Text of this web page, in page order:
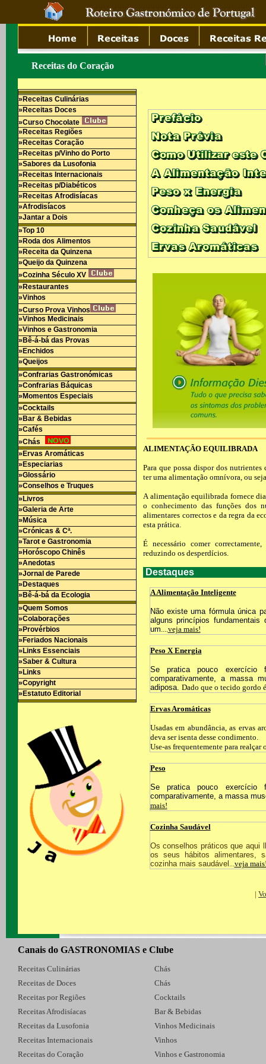
Receitas do Coração
»Receitas Culinárias
»Receitas Doces
»Curso Chocolate
»Receitas Regiões
»Receitas Coração
»Receitas p/Vinho do Porto
»Sabores da Lusofonia
»Receitas Internacionais
»Receitas p/Diabéticos
»Receitas Afrodisíacas
»Afrodisíacos
»Jantar a Dois
»Top 10
»Roda dos Alimentos
»Receita da Quinzena
»Queijo da Quinzena
»Cozinha Século XV
»Restaurantes
»Vinhos
»Curso Prova Vinhos
»Vinhos Medicinais
»Vinhos e Gastronomia
»Bê-á-bá das Provas
»Enchidos
»Queijos
»Confrarias Gastronómicas
»Confrarias Báquicas
»Momentos Especiais
»Cocktails
»Bar & Bebidas
»Cafés
»Chás
»Ervas Aromáticas
»Especiarias
»Glossário
»Conselhos e Truques
»Livros
»Galeria de Arte
»Música
»Crónicas & Cª.
»Tarot e Gastronomia
»Horóscopo Chinês
»Anedotas
»Jornal de Parede
»Destaques
»Bê-á-bá da Ecologia
»Quem Somos
»Colaborações
»Provérbios
»Feriados Nacionais
»Links Essenciais
»Saber & Cultura
»Links
»Copyright
»Estatuto Editorial
ALIMENTAÇÃO EQUILIBRADA
Para que possa dispor dos
ter uma alimentação omnívora, ou
A alimentação equilibrada fornece
o conhecimento das funções dos
alimentares correctos e da regra da
esta prática.
É necessário comer
reduzindo os desperdícios.
Destaques
A Alimentação Inteligente
Não existe uma fórmula única
alguns princípios
um....veja mais!
Peso X Energia
Se pratica pouco exercício
comparativamente, a massa
adiposa. Dado que o tecido gordo
Ervas Aromáticas
Usadas em abundância, as ervas
deva ser isenta desse condimento.
Use-as frequentemente para realçar
Peso
Se pratica pouco exercício
comparativamente, a massa
mais!
Cozinha Saudável
Os conselhos práticos que aqui
os seus hábitos alimentares,
cozinha mais saudável ...veja
|
Canais do GASTRONOMIAS e Clube
Receitas Culinárias
Receitas de Doces
Receitas por Regiões
Receitas Afrodisíacas
Receitas da Lusofonia
Receitas Internacionais
Receitas do Coração
Chás
Chás
Cocktails
Bar & Bebidas
Vinhos Medicinais
Vinhos
Vinhos e Gastronomia